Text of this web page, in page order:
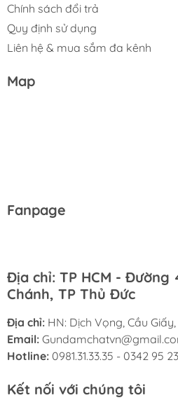
Chính sách đổi trả
Quy định sử dụng
Liên hệ & mua sắm đa kênh
Map
Fanpage
Địa chỉ: TP HCM - Đường
Chánh, TP Thủ Đức
Địa chỉ: HN: Dịch Vọng, Cầu
Email:
Hotline: 0981.31.33.35 - 0342 95
Kết nối với chúng tôi